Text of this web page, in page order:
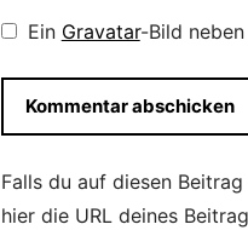
Ein Gravatar-Bild
Falls du auf diesen
hier die URL deines